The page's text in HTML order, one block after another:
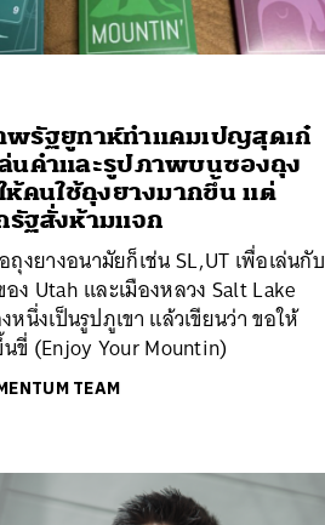
พรัฐยูทาห์ทำแคมเปญสุดเก๋
นคำและรูปภาพบนซองถุง
ห้คนใช้ถุงยางมากขึ้น แต่
ฐสั่งห้ามแจก
งยางอนามัยก็เช่น SL,UT เพื่อเล่นกับ
ง Utah และเมืองหลวง Salt Lake
นึ่งเป็นรูปภูเขา แล้วเขียนว่า ขอให้
ขี่ (Enjoy Your Mountin)
TEAM